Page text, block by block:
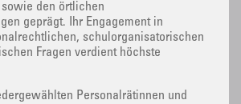
den örtlichen
geprägt. Ihr Engagement in
schulorganisatorischen
Fragen verdient höchste
Personalrätinnen und